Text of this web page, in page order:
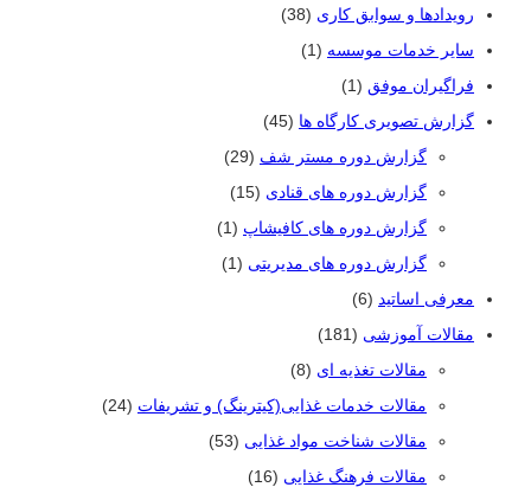
رویدادها و سوابق کاری (38)
سایر خدمات موسسه (1)
فراگیران موفق (1)
گزارش تصویری کارگاه ها (45)
گزارش دوره مستر شف (29)
گزارش دوره های قنادی (15)
گزارش دوره های کافیشاپ (1)
گزارش دوره های مدیریتی (1)
معرفی اساتید (6)
مقالات آموزشی (181)
مقالات تغذیه ای (8)
مقالات خدمات غذایی(کیترینگ) و تشریفات (24)
مقالات شناخت مواد غذایی (53)
مقالات فرهنگ غذایی (16)